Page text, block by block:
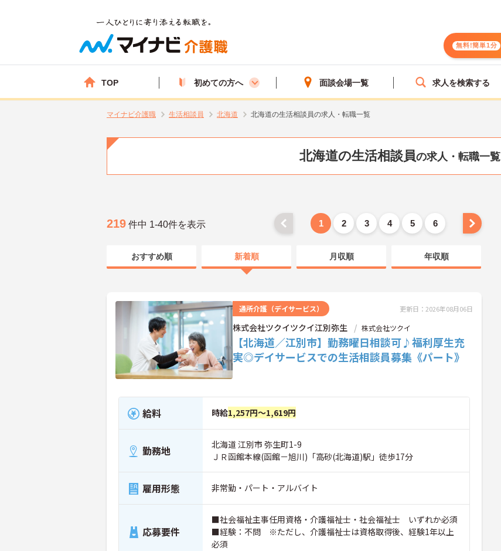
無料!簡単1分
TOP 初めての方へ 面談会場一覧 求人を検索する
マイナビ介護職 生活相談員 北海道 北海道の生活相談員の求人・転職一覧
北海道の生活相談員の求人・転職一覧
219 件中 1-40件を表示 1 2 3 4 5 6
おすすめ順 新着順 月収順 年収順
通所介護（デイサービス） 更新日：2026年08月06日
株式会社ツクイツクイ江別弥生 株式会社ツクイ
【北海道／江別市】勤務曜日相談可♪福利厚生充
実◎デイサービスでの生活相談員募集《パート》
給料 時給1,257円～1,619円
勤務地
北海道 江別市 弥生町1-9
ＪＲ函館本線(函館－旭川)「高砂(北海道)駅」徒歩17分
雇用形態 非常勤・パート・アルバイト
応募要件
■社会福祉主事任用資格・介護福祉士・社会福祉士 いずれか必須
■経験：不問 ※ただし、介護福祉士は資格取得後、経験1年以上
必須